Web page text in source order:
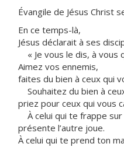
Évangile de Jésus Christ
En ce temps-là,
Jésus déclarait à ses
« Je vous le dis, à vous
Aimez vos ennemis,
faites du bien à ceux qui
Souhaitez du bien à
priez pour ceux qui vous
À celui qui te frappe sur
présente l’autre joue.
À celui qui te prend ton